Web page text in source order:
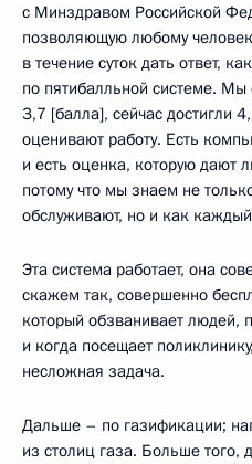
с Минздравом Российской
позволяющую любому
в течение суток дать ответ,
по пятибалльной системе. Мы
3,7 [балла], сейчас достигли
оценивают работу. Есть
и есть оценка, которую дают
потому что мы знаем не
обслуживают, но и как
Эта система работает, она
скажем так, совершенно
который обзванивает людей,
и когда посещает
несложная задача.
Дальше – по газификации;
из столиц газа. Больше того,